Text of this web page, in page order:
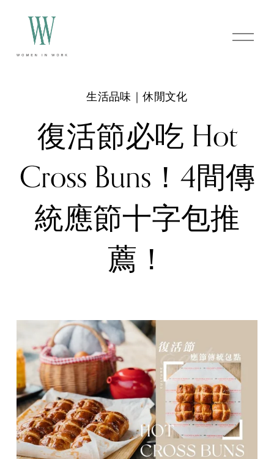
O
p
復活節必吃 Hot
Cross Buns！4間傳
統應節十字包推
薦！
生活品味｜休閒文化